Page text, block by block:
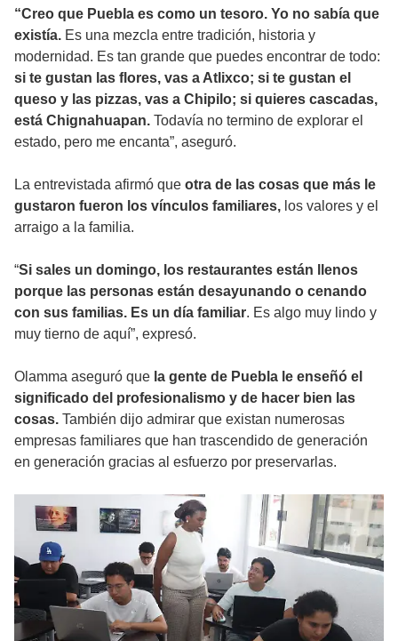
“Creo que Puebla es como un tesoro. Yo no sabía que
existía. Es una mezcla entre tradición, historia y
modernidad. Es tan grande que puedes encontrar de todo:
si te gustan las flores, vas a Atlixco; si te gustan el
queso y las pizzas, vas a Chipilo; si quieres cascadas,
está Chignahuapan. Todavía no termino de explorar el
estado, pero me encanta”, aseguró.
La entrevistada afirmó que otra de las cosas que más le
gustaron fueron los vínculos familiares, los valores y el
arraigo a la familia.
“Si sales un domingo, los restaurantes están llenos
porque las personas están desayunando o cenando
con sus familias. Es un día familiar. Es algo muy lindo y
muy tierno de aquí”, expresó.
Olamma aseguró que la gente de Puebla le enseñó el
significado del profesionalismo y de hacer bien las
cosas. También dijo admirar que existan numerosas
empresas familiares que han trascendido de generación
en generación gracias al esfuerzo por preservarlas.